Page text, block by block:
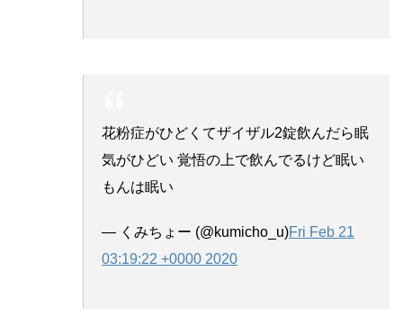
花粉症がひどくてザイザル2錠飲んだら眠
気がひどい 覚悟の上で飲んでるけど眠い
もんは眠い
— くみちょー (@kumicho_u)Fri Feb 21
03:19:22 +0000 2020